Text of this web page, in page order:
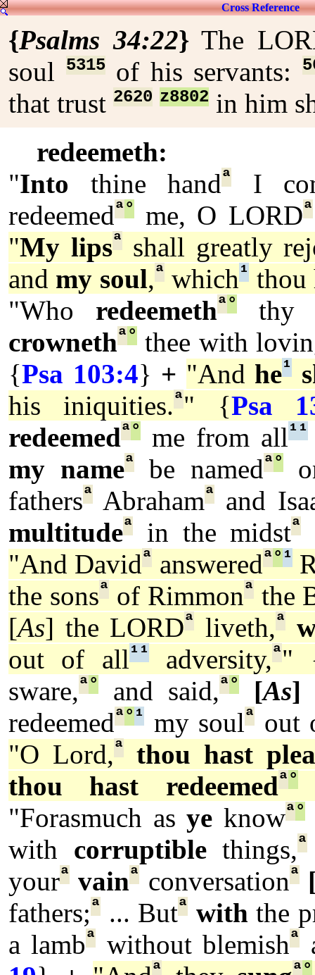
Cross Reference
{Psalms 34:22}The
soul
5315of his servants:
that trust 2620 z8802 in him
redeemeth:
"Into thine handª
I
redeemedª° me, O LORDª
"My lipsª
shall greatly
and my soul,ª which¹ thou
"Who redeemethª°
thy
crownethª° thee with
{Psa 103:4} + "And he¹
his iniquities.ª" {Psa
redeemedª° me from all¹ ¹
my nameªbe namedª°
fathersª Abrahamª
and
multitudeª in the midstª
"And Davidª answeredª° ¹
the sonsª of Rimmonª the
[As] the LORDª liveth,ª
out of all¹ ¹adversity,ª"
sware,ª° and said,ª° [As]
redeemedª° ¹ my soulª
out
"O Lord,ª
thou hast
thou hast redeemedª°
"Forasmuch as ye knowª°
with corruptiblethings,ª
yourª vainª conversationª
fathers;ª ... Butª with the
a lambª without blemishª
ª ª°